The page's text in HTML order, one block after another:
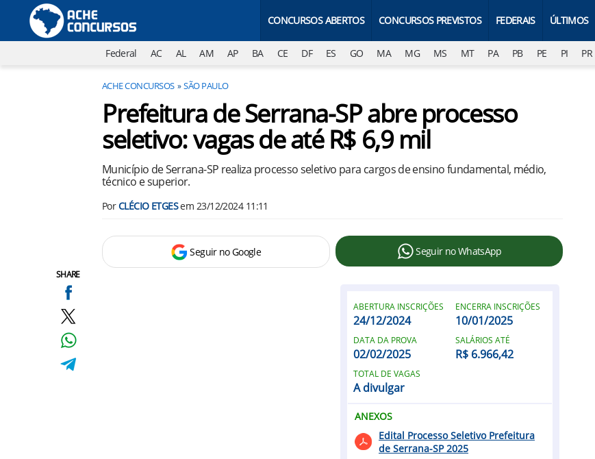
CONCURSOS ABERTOS CONCURSOS PREVISTOS FEDERAIS ÚLTIMOS
Federal AC AL AM AP BA CE DF ES GO MA MG MS MT PA PB PE PI PR
ACHE CONCURSOS SÃO PAULO
SHARE
Prefeitura de Serrana-SP abre processo
seletivo: vagas de até R$ 6,9 mil
Município de Serrana-SP realiza processo seletivo para cargos de ensino fundamental, médio,
técnico e superior.
PorCLÉCIO ETGESem 23/12/2024 11:11
Seguir no Google Seguir no WhatsApp
ABERTURA INSCRIÇÕES
24/12/2024
ENCERRA INSCRIÇÕES
10/01/2025
DATA DA PROVA
02/02/2025
SALÁRIOS ATÉ
R$ 6.966,42
TOTAL DE VAGAS
A divulgar
ANEXOS
Edital Processo Seletivo Prefeitura
de Serrana-SP 2025